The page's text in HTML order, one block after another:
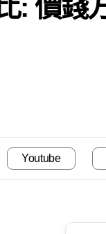
: 價錢
Youtube